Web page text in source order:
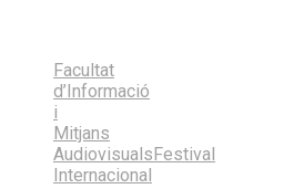
Email
on
Bluesky
Facultat
d’Informació
i
Mitjans
Audiovisuals Festival
Internacional